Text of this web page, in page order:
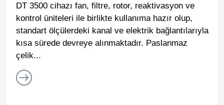
DT 3500 cihazı fan, filtre, rotor, reaktivasyon ve
kontrol üniteleri ile birlikte kullanıma hazır olup,
standart ölçülerdeki kanal ve elektrik bağlantılarıyla
kısa sürede devreye alınmaktadır. Paslanmaz
çelik...